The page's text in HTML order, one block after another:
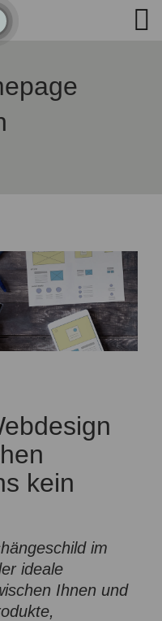
Synthesis
kein
im
ideale
Ihnen und